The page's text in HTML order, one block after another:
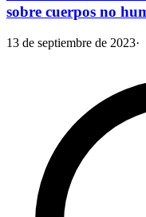
sobre cuerpos no
13 de septiembre de 2023·